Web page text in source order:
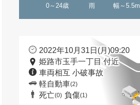
0～24歳 雨 幅～5.5m
2022年10月31日(月)09:20
姫路市玉手一丁目 付近
車両相互 小破事故
軽自動車(2)
死亡(0) 負傷(1)